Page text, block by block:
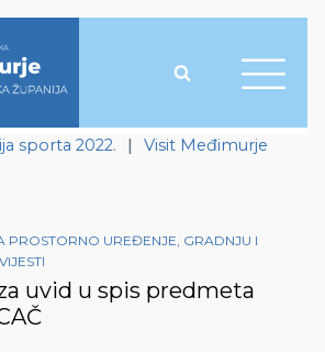
sporta 2022. | Visit Međimurje
PROSTORNO UREĐENJE, GRADNJU I
VIJESTI
uvid u spis predmeta